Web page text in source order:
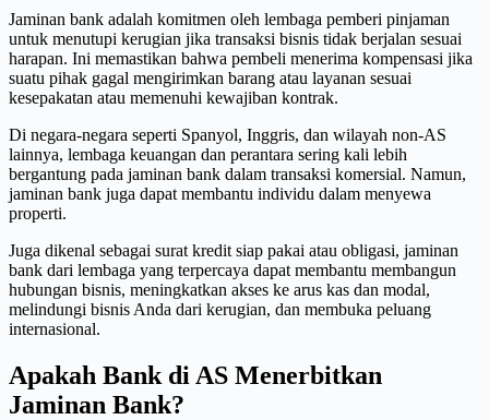
Jaminan bank adalah komitmen oleh lembaga pemberi pinjaman
untuk menutupi kerugian jika transaksi bisnis tidak berjalan sesuai
harapan. Ini memastikan bahwa pembeli menerima kompensasi jika
suatu pihak gagal mengirimkan barang atau layanan sesuai
kesepakatan atau memenuhi kewajiban kontrak.
Di negara-negara seperti Spanyol, Inggris, dan wilayah non-AS
lainnya, lembaga keuangan dan perantara sering kali lebih
bergantung pada jaminan bank dalam transaksi komersial. Namun,
jaminan bank juga dapat membantu individu dalam menyewa
properti.
Juga dikenal sebagai surat kredit siap pakai atau obligasi, jaminan
bank dari lembaga yang terpercaya dapat membantu membangun
hubungan bisnis, meningkatkan akses ke arus kas dan modal,
melindungi bisnis Anda dari kerugian, dan membuka peluang
internasional.
Apakah Bank di AS Menerbitkan
Jaminan Bank?